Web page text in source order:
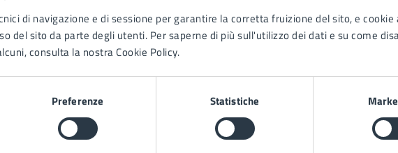
di navigazione e di sessione per garantire la corretta fruizione del sito, e
del sito da parte degli utenti. Per saperne di più sull'utilizzo dei dati e su come
consulta la nostra Cookie Policy.
Preferenze Statistiche